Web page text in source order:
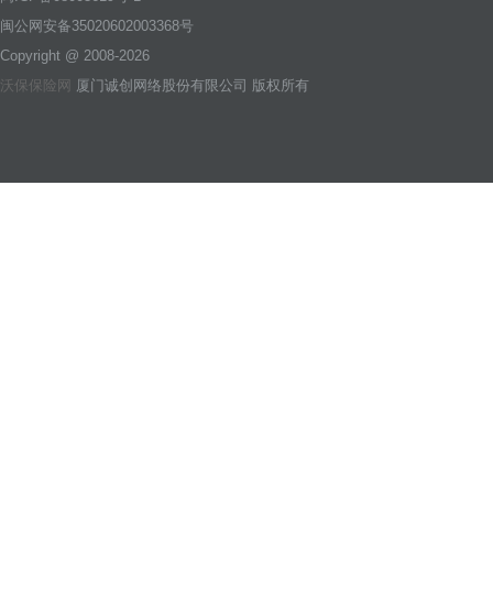
闽公网安备35020602003368号
Copyright @ 2008-2026
沃保保险网 厦门诚创网络股份有限公司 版权所有